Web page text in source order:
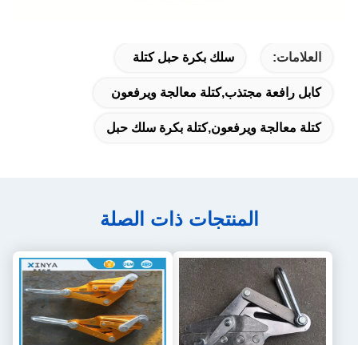
العلامات: سلك بكرة حبل كتلة
كابل رافعة مجتذب,كتلة معالجة ويرفعون
كتلة معالجة ويرفعون,كتلة بكرة سلك حبل
المنتجات ذات الصلة